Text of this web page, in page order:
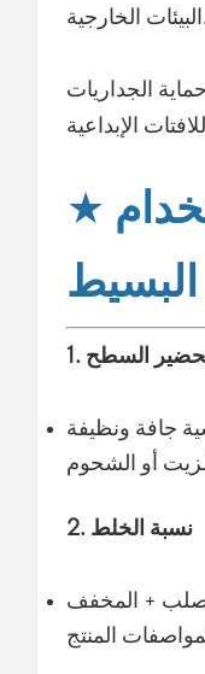
الجداريات
★
البسيط
تحضير السطح
جافة ونظيفة
2. نسبة الخلط
+ المخفف